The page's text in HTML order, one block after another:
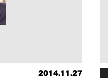
2014.11.27